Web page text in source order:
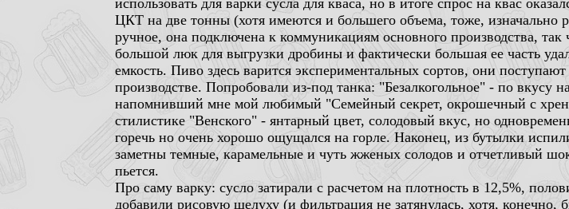
использовать для варки сусла для кваса, но в итоге спрос на квас
ЦКТ на две тонны (хотя имеются и большего объема, тоже, изначально
ручное, она подключена к коммуникациям основного производства,
большой люк для выгрузки дробины и фактически большая ее часть
емкость. Пиво здесь варится экспериментальных сортов, они
производстве. Попробовали из-под танка: "Безалкогольное" - по
напомнивший мне мой любимый "Семейный секрет, окрошечный с
стилистике "Венского" - янтарный цвет, солодовый вкус, но
горечь но очень хорошо ощущался на горле. Наконец, из бутылки
заметны темные, карамельные и чуть жженых солодов и отчетливый
пьется.
Про саму варку: сусло затирали с расчетом на плотность в 12,5%,
добавили рисовую шелуху (и фильтрация не затянулась, хотя,